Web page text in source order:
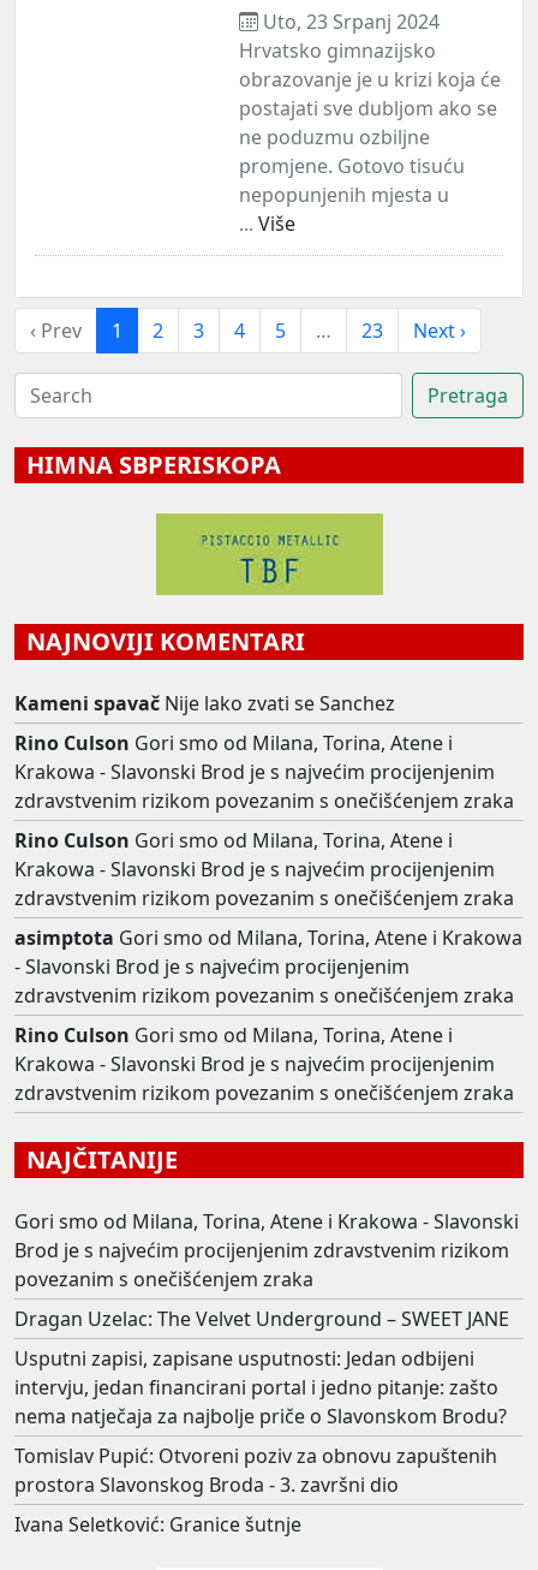
Uto, 23 Srpanj 2024
Hrvatsko gimnazijsko
obrazovanje je u krizi koja će
postajati sve dubljom ako se
ne poduzmu ozbiljne
promjene. Gotovo tisuću
nepopunjenih mjesta u
... Više
‹ Prev 1 2 3 4 5 … 23 Next ›
HIMNA SBPERISKOPA
NAJNOVIJI KOMENTARI
Kameni spavač Nije lako zvati se Sanchez
Rino Culson Gori smo od Milana, Torina, Atene i
Krakowa - Slavonski Brod je s najvećim procijenjenim
zdravstvenim rizikom povezanim s onečišćenjem zraka
Rino Culson Gori smo od Milana, Torina, Atene i
Krakowa - Slavonski Brod je s najvećim procijenjenim
zdravstvenim rizikom povezanim s onečišćenjem zraka
asimptota Gori smo od Milana, Torina, Atene i Krakowa
- Slavonski Brod je s najvećim procijenjenim
zdravstvenim rizikom povezanim s onečišćenjem zraka
Rino Culson Gori smo od Milana, Torina, Atene i
Krakowa - Slavonski Brod je s najvećim procijenjenim
zdravstvenim rizikom povezanim s onečišćenjem zraka
NAJČITANIJE
Gori smo od Milana, Torina, Atene i Krakowa - Slavonski
Brod je s najvećim procijenjenim zdravstvenim rizikom
povezanim s onečišćenjem zraka
Dragan Uzelac: The Velvet Underground – SWEET JANE
Usputni zapisi, zapisane usputnosti: Jedan odbijeni
intervju, jedan financirani portal i jedno pitanje: zašto
nema natječaja za najbolje priče o Slavonskom Brodu?
Tomislav Pupić: Otvoreni poziv za obnovu zapuštenih
prostora Slavonskog Broda - 3. završni dio
Ivana Seletković: Granice šutnje